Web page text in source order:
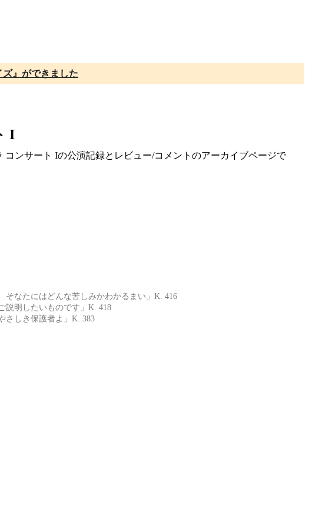
』ができました
I
ンサート Iの公演記録とレビュー/コメントのアーカイブページで
なたにはどんな苦しみかわかるまい」K. 416
説明したいものです」K. 418
さしき保護者よ」K. 383